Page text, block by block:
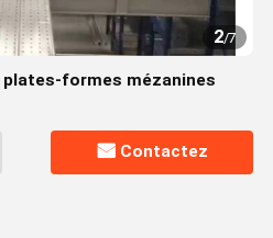
2/7
formes mézanines
Contactez